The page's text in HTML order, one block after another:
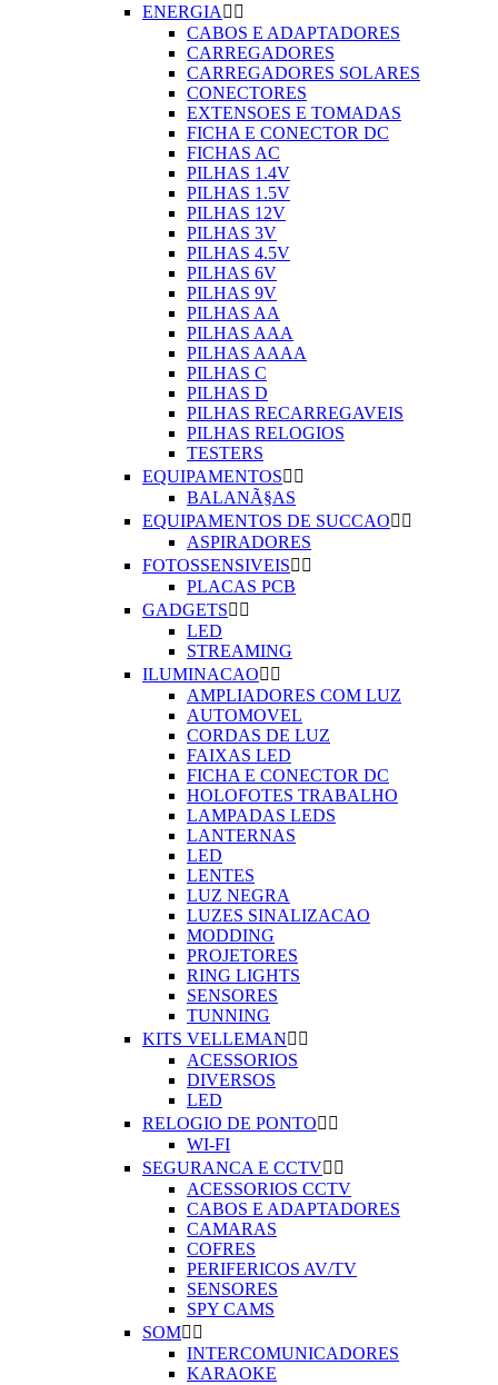
ENERGIA  
CABOS E ADAPTADORES
CARREGADORES
CARREGADORES SOLARES
CONECTORES
EXTENSOES E TOMADAS
FICHA E CONECTOR DC
FICHAS AC
PILHAS 1.4V
PILHAS 1.5V
PILHAS 12V
PILHAS 3V
PILHAS 4.5V
PILHAS 6V
PILHAS 9V
PILHAS AA
PILHAS AAA
PILHAS AAAA
PILHAS C
PILHAS D
PILHAS RECARREGAVEIS
PILHAS RELOGIOS
TESTERS
EQUIPAMENTOS 
BALANÃ§AS
EQUIPAMENTOS DE SUCCAO 
ASPIRADORES
FOTOSSENSIVEIS 
PLACAS PCB
GADGETS 
LED
STREAMING
ILUMINACAO 
AMPLIADORES COM LUZ
AUTOMOVEL
CORDAS DE LUZ
FAIXAS LED
FICHA E CONECTOR DC
HOLOFOTES TRABALHO
LAMPADAS LEDS
LANTERNAS
LED
LENTES
LUZ NEGRA
LUZES SINALIZACAO
MODDING
PROJETORES
RING LIGHTS
SENSORES
TUNNING
KITS VELLEMAN 
ACESSORIOS
DIVERSOS
LED
RELOGIO DE PONTO 
WI-FI
SEGURANCA E CCTV 
ACESSORIOS CCTV
CABOS E ADAPTADORES
CAMARAS
COFRES
PERIFERICOS AV/TV
SENSORES
SPY CAMS
SOM 
INTERCOMUNICADORES
KARAOKE